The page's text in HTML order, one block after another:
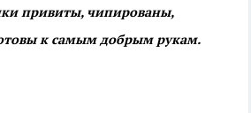
привиты, чипированы,
к самым добрым рукам.